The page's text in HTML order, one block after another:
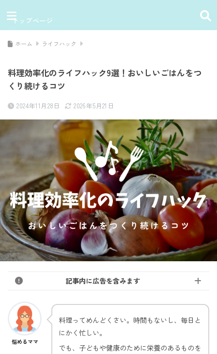
トップページ
ホーム ライフハック
料理効率化のライフハック9選！おいしいごはんをつ
くり続けるコツ
2024年11月28日 2026年5月21日
記事内に広告を含みます
悩めるママ
料理ってめんどくさい。時間もないし、毎日と
にかく忙しい。
でも、子どもや健康のために栄養のあるものを